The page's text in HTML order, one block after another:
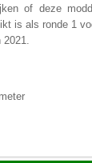
of deze
is als ronde 1
2021.